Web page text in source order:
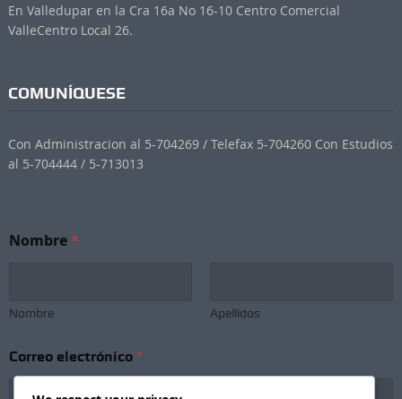
En Valledupar en la Cra 16a No 16-10 Centro Comercial
ValleCentro Local 26.
COMUNÍQUESE
Con Administracion al 5-704269 / Telefax 5-704260 Con Estudios
al 5-704444 / 5-713013
Nombre*
Nombre Apellidos
l
e
Correo electrónico *